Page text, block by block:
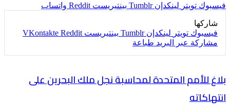
فيسبوك تويتر لينكدإن بينتيريست واتساب
شاركها
فيسبوك تويتر لينكدإن بينتيريست
مشاركة عبر البريد طباعة
بلاغ للأمم المتحدة لمحاسبة نجل ملك البحرين على
انتهاكاته